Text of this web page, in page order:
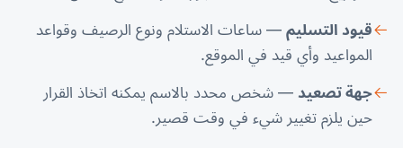
قيود التسليم — ساعات الاستلام ونوع الرصيف وقواعد
المواعيد وأي قيد في الموقع.
جهة تصعيد — شخص محدد بالاسم يمكنه اتخاذ القرار
حين يلزم تغيير شيء في وقت قصير.